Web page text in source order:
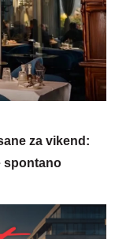
za vikend:
spontano